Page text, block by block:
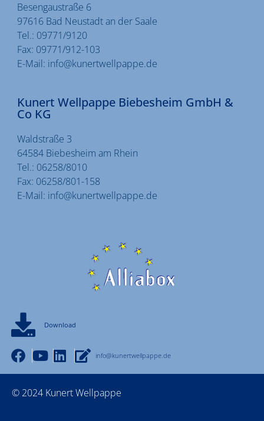
Besengaustraße 6
97616 Bad Neustadt an der Saale
Tel.: 09771/9120
Fax: 09771/912-103
E-Mail: info@kunertwellpappe.de
Kunert Wellpappe Biebesheim GmbH &
Co KG
Waldstraße 3
64584 Biebesheim am Rhein
Tel.: 06258/8010
Fax: 06258/801-158
E-Mail: info@kunertwellpappe.de
Download
info@kunertwellpappe.de
© 2024 Kunert Wellpappe